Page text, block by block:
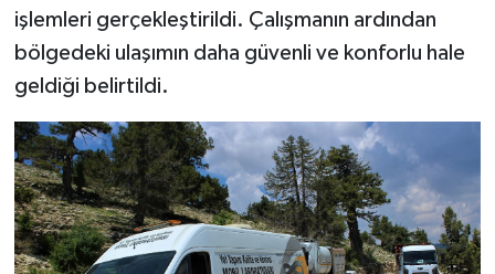
işlemleri gerçekleştirildi. Çalışmanın ardından
bölgedeki ulaşımın daha güvenli ve konforlu hale
geldiği belirtildi.